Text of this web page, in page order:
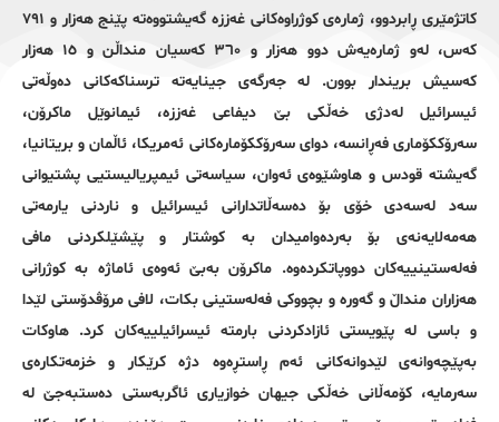
کاتژمێری ڕابردوو، ژمارەی کوژراوەکانی غەززە گەیشتووەتە پێنج هەزار و ٧٩١
کەس، لەو ژمارەیەش دوو هەزار و ٣٦٠ کەسیان منداڵن و ١٥ هەزار
کەسیش بریندار بوون. لە جەرگەی جینایەتە ترسناکەکانی دەوڵەتی
ئیسرائیل لەدژی خەڵکی بێ دیفاعی غەززە، ئیمانوێل ماکرۆن،
سەرۆککۆماری فەڕانسە، دوای سەرۆککۆمارەکانی ئەمریکا، ئاڵمان و بریتانیا،
گەیشتە قودس و هاوشێوەی ئەوان، سیاسەتی ئیمپریالیستیی پشتیوانی
سەد لەسەدی خۆی بۆ دەسەڵاتدارانی ئیسرائیل و ناردنی یارمەتی
هەمەلایەنەی بۆ بەردەوامیدان بە کوشتار و پێشێلکردنی مافی
فەلەستینییەکان دووپاتکردەوە. ماکرۆن بەبێ ئەوەی ئاماژە بە کوژرانی
هەزاران منداڵ و گەورە و بچووکی فەلەستینی بکات، لافی مرۆڤدۆستی لێدا
و باسی لە پێویستی ئازادکردنی بارمتە ئیسرائیلییەکان کرد. هاوکات
بەپێچەوانەی لێدوانەکانی ئەم ڕاستڕەوە دژە کرێکار و خزمەتکارەی
سەرمایە، کۆمەڵانی خەڵکی جیهان خوازیاری ئاگربەستی دەستبەجێ لە